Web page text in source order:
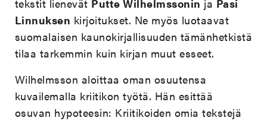
tekstit lienevät Putte Wilhelmssonin ja Pasi
Linnuksen kirjoitukset. Ne myös luotaavat
suomalaisen kaunokirjallisuuden tämänhetkistä
tilaa tarkemmin kuin kirjan muut esseet.
Wilhelmsson aloittaa oman osuutensa
kuvailemalla kriitikon työtä. Hän esittää
osuvan hypoteesin: Kriitikoiden omia tekstejä